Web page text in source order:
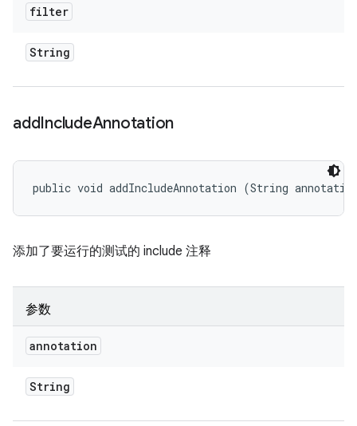
filter
String
addIncludeAnnotation
public void addIncludeAnnotation (String
添加了要运行的测试的 include 注释
参数
annotation
String